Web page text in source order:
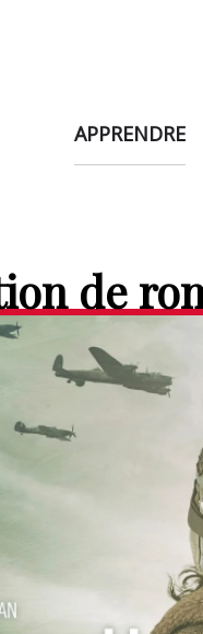
APPRENDRE
de